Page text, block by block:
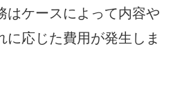
はケースによって内容や
に応じた費用が発生しま